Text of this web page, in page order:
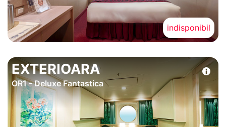
indisponibil
EXTERIOARA
OR1 - Deluxe Fantastica